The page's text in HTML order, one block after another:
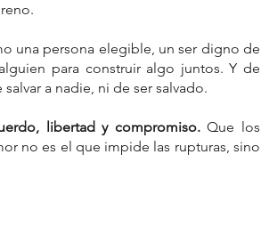
una persona elegible, un ser digno de
para construir algo juntos. Y de
a nadie, ni de ser salvado.
libertad y compromiso. Que los
no es el que impide las rupturas, sino